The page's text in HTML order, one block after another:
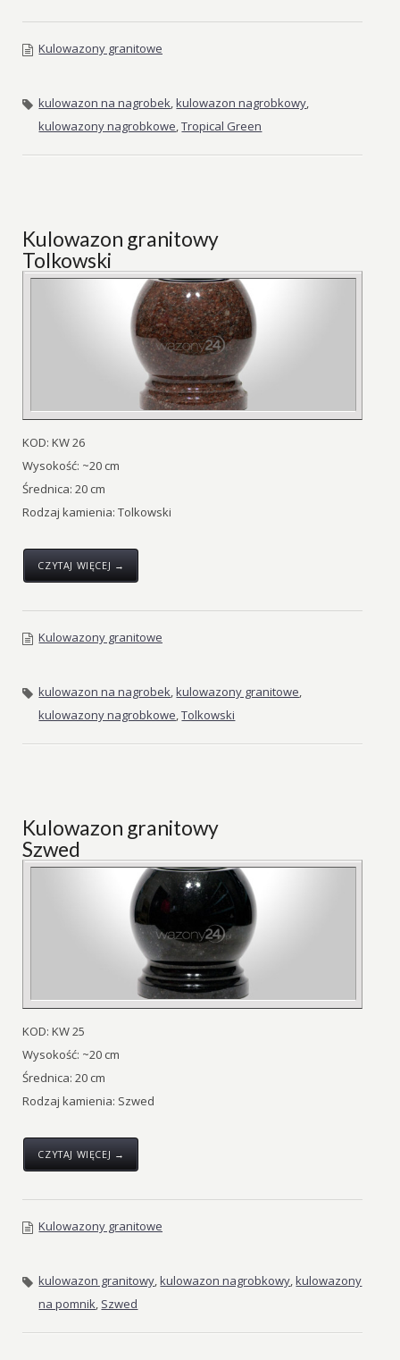
Kulowazony granitowe
kulowazon na nagrobek,kulowazon nagrobkowy,
kulowazony nagrobkowe,Tropical Green
Kulowazon granitowy
Tolkowski
KOD: KW 26
Wysokość: ~20 cm
Średnica: 20 cm
Rodzaj kamienia: Tolkowski
CZYTAJ WIĘCEJ →
Kulowazony granitowe
kulowazon na nagrobek,kulowazony granitowe,
kulowazony nagrobkowe,Tolkowski
Kulowazon granitowy
Szwed
KOD: KW 25
Wysokość: ~20 cm
Średnica: 20 cm
Rodzaj kamienia: Szwed
CZYTAJ WIĘCEJ →
Kulowazony granitowe
kulowazon granitowy,kulowazon nagrobkowy,kulowazony
na pomnik, Szwed